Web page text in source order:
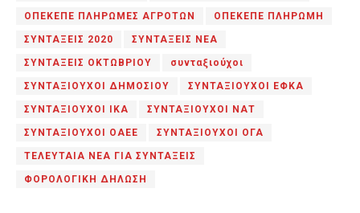
ΟΠΕΚΕΠΕ ΠΛΗΡΩΜΕΣ ΑΓΡΟΤΩΝ ΟΠΕΚΕΠΕ ΠΛΗΡΩΜΗ
ΣΥΝΤΑΞΕΙΣ 2020 ΣΥΝΤΑΞΕΙΣ ΝΕΑ
ΣΥΝΤΑΞΕΙΣ ΟΚΤΩΒΡΙΟΥ συνταξιούχοι
ΣΥΝΤΑΞΙΟΥΧΟΙ ΔΗΜΟΣΙΟΥ ΣΥΝΤΑΞΙΟΥΧΟΙ ΕΦΚΑ
ΣΥΝΤΑΞΙΟΥΧΟΙ ΙΚΑ ΣΥΝΤΑΞΙΟΥΧΟΙ ΝΑΤ
ΣΥΝΤΑΞΙΟΥΧΟΙ ΟΑΕΕ ΣΥΝΤΑΞΙΟΥΧΟΙ ΟΓΑ
ΤΕΛΕΥΤΑΙΑ ΝΕΑ ΓΙΑ ΣΥΝΤΑΞΕΙΣ
ΦΟΡΟΛΟΓΙΚΗ ΔΗΛΩΣΗ